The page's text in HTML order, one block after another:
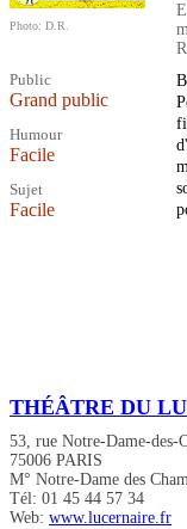
Photo: D.R.
Public
Grand public
Humour
Facile
Sujet
Facile
THÉÂTRE DU
53, rue Notre-Dame-des-
75006 PARIS
M° Notre-Dame des
Tél: 01 45 44 57 34
Web: www.lucernaire.fr